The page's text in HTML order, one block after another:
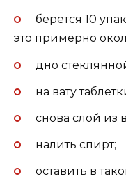
берется 10
это примерно
дно
на вату
снова слой из
налить спирт;
оставить в